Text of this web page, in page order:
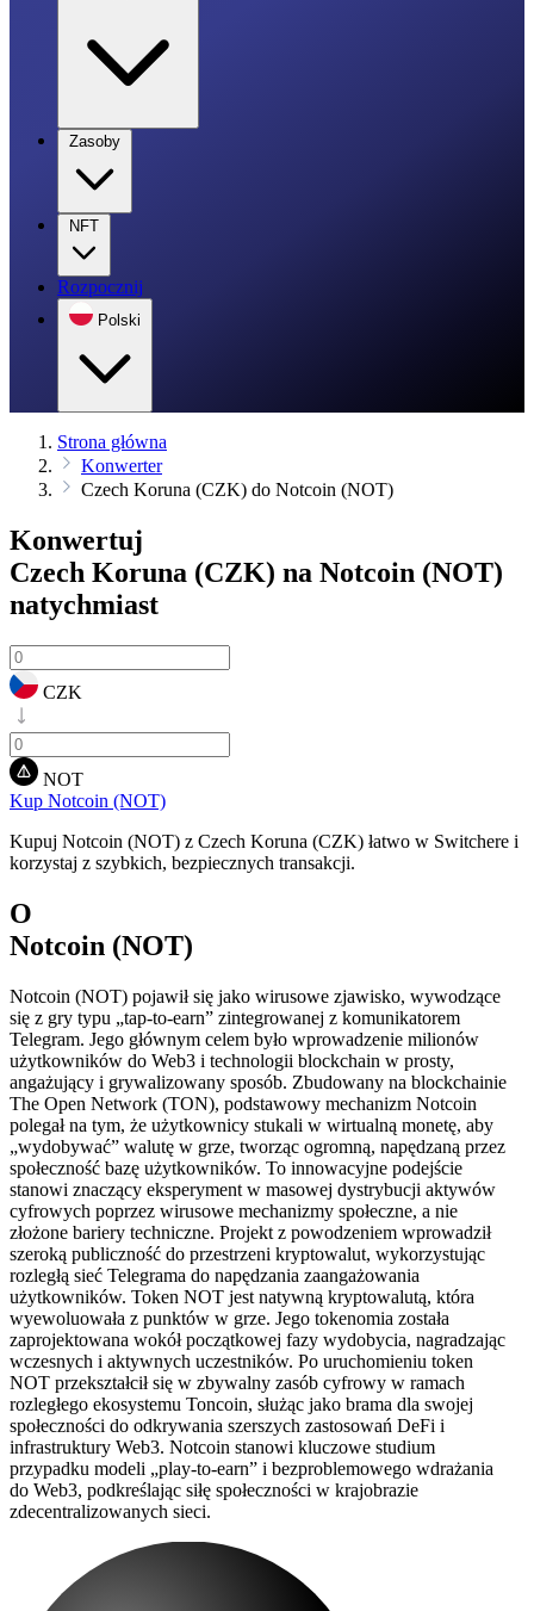
Zasoby
NFT
Rozpocznij
Polski
Strona główna
Konwerter
Czech Koruna (CZK) do Notcoin (NOT)
Konwertuj
Czech Koruna (CZK) na Notcoin (NOT)
natychmiast
CZK
NOT
Kup Notcoin (NOT)
Kupuj Notcoin (NOT) z Czech Koruna (CZK) łatwo w Switchere i
korzystaj z szybkich, bezpiecznych transakcji.
O
Notcoin (NOT)
Notcoin (NOT) pojawił się jako wirusowe zjawisko, wywodzące
się z gry typu „tap-to-earn” zintegrowanej z komunikatorem
Telegram. Jego głównym celem było wprowadzenie milionów
użytkowników do Web3 i technologii blockchain w prosty,
angażujący i grywalizowany sposób. Zbudowany na blockchainie
The Open Network (TON), podstawowy mechanizm Notcoin
polegał na tym, że użytkownicy stukali w wirtualną monetę, aby
„wydobywać” walutę w grze, tworząc ogromną, napędzaną przez
społeczność bazę użytkowników. To innowacyjne podejście
stanowi znaczący eksperyment w masowej dystrybucji aktywów
cyfrowych poprzez wirusowe mechanizmy społeczne, a nie
złożone bariery techniczne. Projekt z powodzeniem wprowadził
szeroką publiczność do przestrzeni kryptowalut, wykorzystując
rozległą sieć Telegrama do napędzania zaangażowania
użytkowników. Token NOT jest natywną kryptowalutą, która
wyewoluowała z punktów w grze. Jego tokenomia została
zaprojektowana wokół początkowej fazy wydobycia, nagradzając
wczesnych i aktywnych uczestników. Po uruchomieniu token
NOT przekształcił się w zbywalny zasób cyfrowy w ramach
rozległego ekosystemu Toncoin, służąc jako brama dla swojej
społeczności do odkrywania szerszych zastosowań DeFi i
infrastruktury Web3. Notcoin stanowi kluczowe studium
przypadku modeli „play-to-earn” i bezproblemowego wdrażania
do Web3, podkreślając siłę społeczności w krajobrazie
zdecentralizowanych sieci.